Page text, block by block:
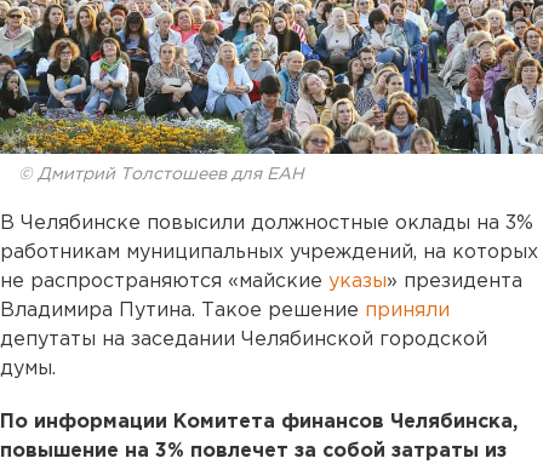
© Дмитрий Толстошеев для ЕАН
В Челябинске повысили должностные оклады на 3%
работникам муниципальных учреждений, на которых
не распространяются «майские указы» президента
Владимира Путина. Такое решение приняли
депутаты на заседании Челябинской городской
думы.
По информации Комитета финансов Челябинска,
повышение на 3% повлечет за собой затраты из